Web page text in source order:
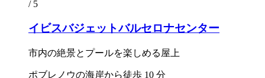
/ 5
イビスバジェットバルセロナセンター
市内の絶景とプールを楽しめる屋上
ポブレノウの海岸から徒歩 10 分